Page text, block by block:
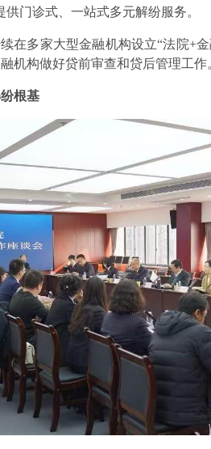
门诊式、一站式多元解纷服务。
在多家大型金融机构设立“法院+
机构做好贷前审查和贷后管理工作
根基